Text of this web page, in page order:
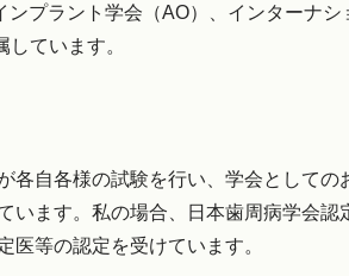
ンプラント学会（AO）、インターナ
しています。
各自各様の試験を行い、学会として
います。私の場合、日本歯周病学会認
医等の認定を受けています。